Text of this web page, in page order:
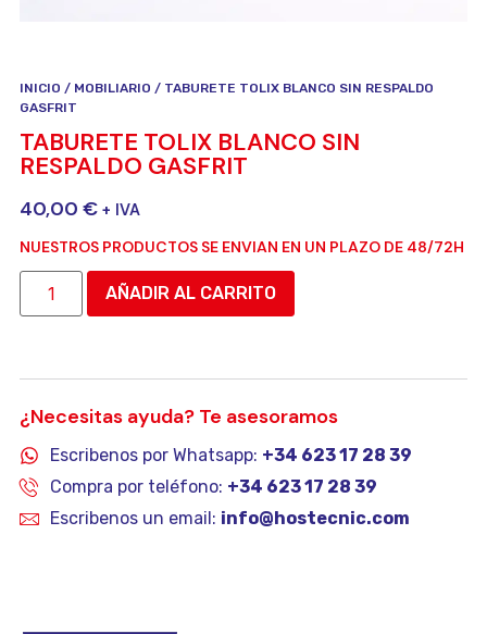
INICIO / MOBILIARIO / TABURETE TOLIX BLANCO SIN RESPALDO
GASFRIT
TABURETE TOLIX BLANCO SIN
RESPALDO GASFRIT
40,00 € + IVA
NUESTROS PRODUCTOS SE ENVIAN EN UN PLAZO DE 48/72H
AÑADIR AL CARRITO
¿Necesitas ayuda? Te asesoramos
Escribenos por Whatsapp: +34 623 17 28 39
Compra por teléfono: +34 623 17 28 39
Escribenos un email: info@hostecnic.com